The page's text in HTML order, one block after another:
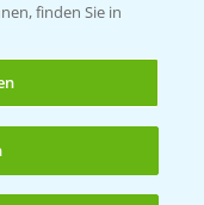
finden Sie in